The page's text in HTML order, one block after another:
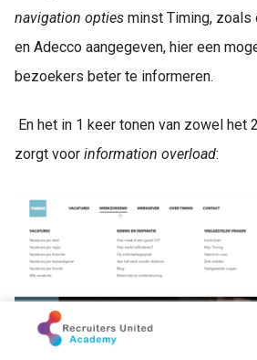
navigation opties minst Timing, zoals
en Adecco aangegeven, hier een
bezoekers beter te informeren.
En het in 1 keer tonen van zowel het 2
zorgt voor information overload: